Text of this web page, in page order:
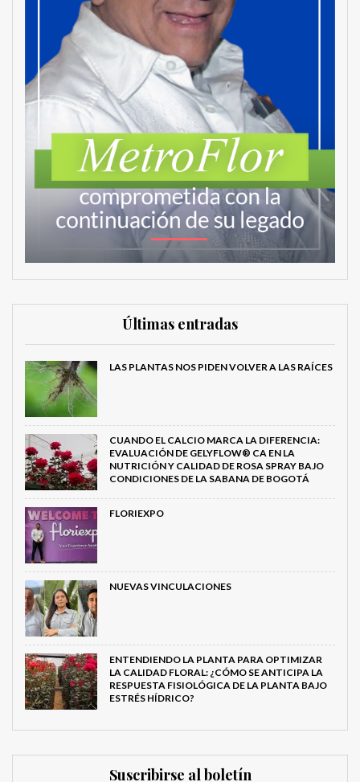
Últimas entradas
LAS PLANTAS NOS PIDEN VOLVER A LAS RAÍCES
CUANDO EL CALCIO MARCA LA DIFERENCIA:
EVALUACIÓN DE GELYFLOW® CA EN LA
NUTRICIÓN Y CALIDAD DE ROSA SPRAY BAJO
CONDICIONES DE LA SABANA DE BOGOTÁ
FLORIEXPO
NUEVAS VINCULACIONES
ENTENDIENDO LA PLANTA PARA OPTIMIZAR
LA CALIDAD FLORAL: ¿CÓMO SE ANTICIPA LA
RESPUESTA FISIOLÓGICA DE LA PLANTA BAJO
ESTRÉS HÍDRICO?
Suscribirse al boletín